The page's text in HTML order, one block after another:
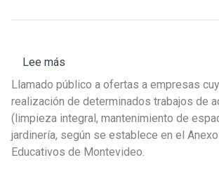
Lee más
Llamado
Nº
23/2025
–
Jardinería
Llamado público a ofertas a empresas
realización de determinados trabajos de
(limpieza integral, mantenimiento de
jardinería, según se establece en el
Educativos de Montevideo.